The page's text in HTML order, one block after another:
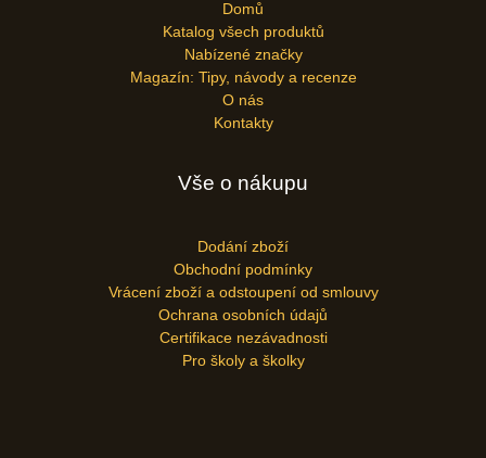
Domů
Katalog všech produktů
Nabízené značky
Magazín: Tipy, návody a recenze
O nás
Kontakty
Vše o nákupu
Dodání zboží
Obchodní podmínky
Vrácení zboží a odstoupení od smlouvy
Ochrana osobních údajů
Certifikace nezávadnosti
Pro školy a školky